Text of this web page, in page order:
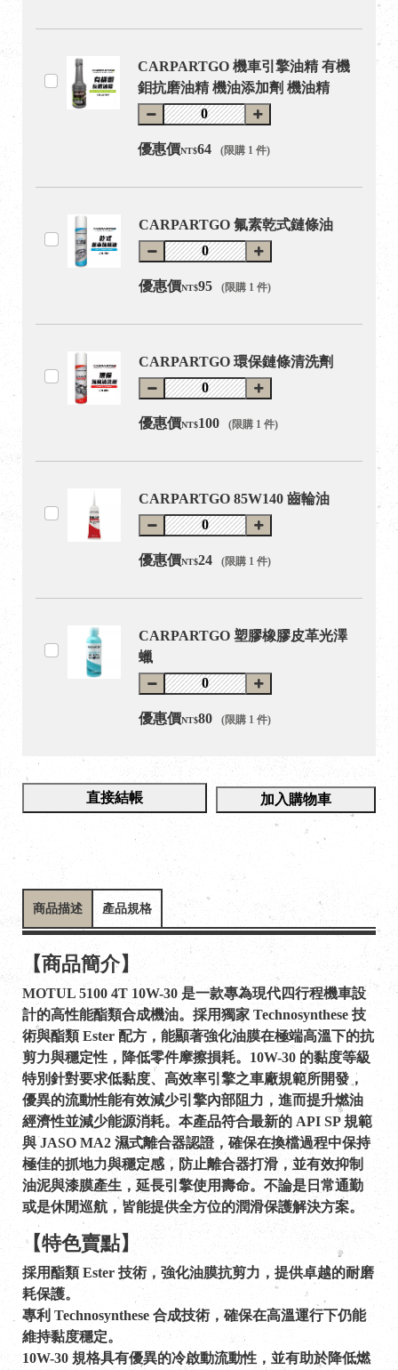
CARPARTGO 機車引擎油精 有機
鉬抗磨油精 機油添加劑 機油精
優惠價NT$64 (限購 1 件)
CARPARTGO 氟素乾式鏈條油
優惠價NT$95 (限購 1 件)
CARPARTGO 環保鏈條清洗劑
優惠價NT$100 (限購 1 件)
CARPARTGO 85W140 齒輪油
優惠價NT$24 (限購 1 件)
CARPARTGO 塑膠橡膠皮革光澤
蠟
優惠價NT$80 (限購 1 件)
直接結帳 加入購物車
商品描述 產品規格
【商品簡介】
MOTUL 5100 4T 10W-30 是一款專為現代四行程機車設
計的高性能酯類合成機油。採用獨家 Technosynthese 技
術與酯類 Ester 配方，能顯著強化油膜在極端高溫下的抗
剪力與穩定性，降低零件摩擦損耗。10W-30 的黏度等級
特別針對要求低黏度、高效率引擎之車廠規範所開發，
優異的流動性能有效減少引擎內部阻力，進而提升燃油
經濟性並減少能源消耗。本產品符合最新的 API SP 規範
與 JASO MA2 濕式離合器認證，確保在換檔過程中保持
極佳的抓地力與穩定感，防止離合器打滑，並有效抑制
油泥與漆膜產生，延長引擎使用壽命。不論是日常通勤
或是休閒巡航，皆能提供全方位的潤滑保護解決方案。
【特色賣點】
採用酯類 Ester 技術，強化油膜抗剪力，提供卓越的耐磨
耗保護。
專利 Technosynthese 合成技術，確保在高溫運行下仍能
維持黏度穩定。
10W-30 規格具有優異的冷啟動流動性，並有助於降低燃